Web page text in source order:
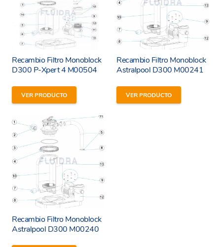
He leído y estoy de acuerdo con lostérminos y
condiciones y
política de privacidadde la web.
Enviar
Recambio Filtro Monoblock
D300 P-Xpert 4 M00504
VER PRODUCTO
Recambio Filtro Monoblock
Astralpool D300 M00241
VER PRODUCTO
Recambio Filtro Monoblock
Astralpool D300 M00240